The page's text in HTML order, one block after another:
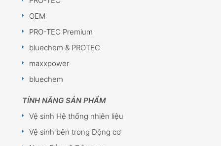
OEM
PRO-TEC Premium
bluechem & PROTEC
maxxpower
bluechem
TÍNH NĂNG SẢN PHẨM
Vệ sinh Hệ thống nhiên liệu
Vệ sinh bên trong Động cơ